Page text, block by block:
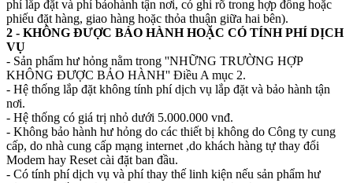
phí lắp đặt và phí bảohành tận nơi, có ghi rõ trong hợp đồng hoặc
phiếu đặt hàng, giao hàng hoặc thỏa thuận giữa hai bên).
2 - KHÔNG ĐƯỢC BẢO HÀNH HOẶC CÓ TÍNH PHÍ DỊCH
VỤ
- Sản phẩm hư hỏng nằm trong ''NHỮNG TRƯỜNG HỢP
KHÔNG ĐƯỢC BẢO HÀNH'' Điều A mục 2.
- Hệ thống lắp đặt không tính phí dịch vụ lắp đặt và bảo hành tận
nơi.
- Hệ thống có giá trị nhỏ dưới 5.000.000 vnđ.
- Không bảo hành hư hỏng do các thiết bị không do Công ty cung
cấp, do nhà cung cấp mạng internet ,do khách hàng tự thay đổi
Modem hay Reset cài đặt ban đầu.
- Có tính phí dịch vụ và phí thay thế linh kiện nếu sản phẩm hư